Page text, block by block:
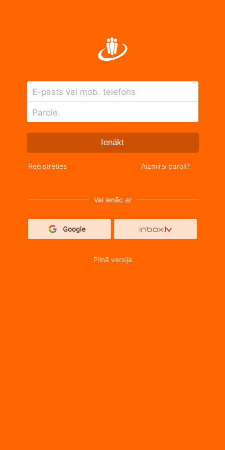
E-pasts vai mob. telefons
Parole
Ienākt
Reģistrēties Aizmirsi paroli?
Vai ienāc ar
Pilnā versija